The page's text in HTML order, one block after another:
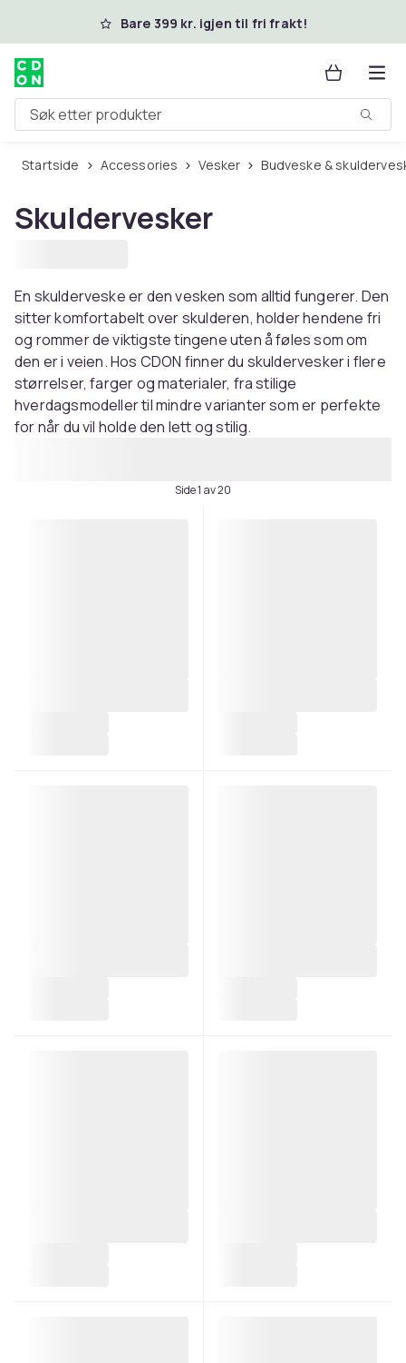
Hopp til hovedinnholdBare 399 kr. igjen til fri frakt!
Søk etter produkter
Startside Accessories Vesker Budveske &
Skuldervesker
En skulderveske er den vesken som alltid fungerer. Den
sitter komfortabelt over skulderen, holder hendene fri
og rommer de viktigste tingene uten å føles som om
den er i veien. Hos CDON finner du skuldervesker i flere
størrelser, farger og materialer, fra stilige
hverdagsmodeller til mindre varianter som er perfekte
for når du vil holde den lett og stilig.
Side 1 av 20